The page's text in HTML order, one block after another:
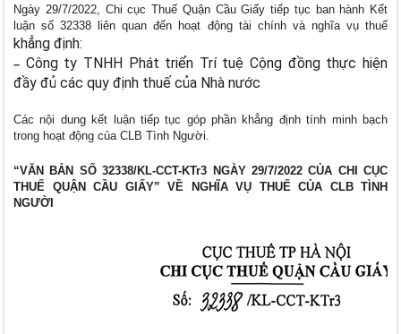
Ngày 29/7/2022, Chi cục Thuế Quận Cầu Giấy tiếp tục ban hành Kết
luận số 32338 liên quan đến hoạt động tài chính và nghĩa vụ thuế
khẳng định:
– Công ty TNHH Phát triển Trí tuệ Cộng đồng thực hiện
đầy đủ các quy định thuế của Nhà nước
Các nội dung kết luận tiếp tục góp phần khẳng định tính minh bạch
trong hoạt động của CLB Tình Người.
“VĂN BẢN SỐ 32338/KL-CCT-KTr3 NGÀY 29/7/2022 CỦA CHI CỤC
THUẾ QUẬN CẦU GIẤY” VỀ NGHĨA VỤ THUẾ CỦA CLB TÌNH
NGƯỜI